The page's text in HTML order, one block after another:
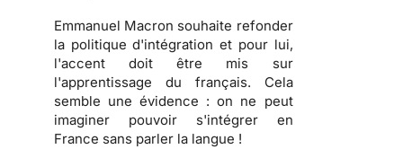
Emmanuel Macron souhaite refonder
la politique d'intégration et pour lui,
l'accent doit être mis sur
l'apprentissage du français. Cela
semble une évidence : on ne peut
imaginer pouvoir s'intégrer en
France sans parler la langue !